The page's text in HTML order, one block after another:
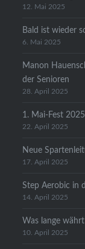
12. Mai 2025
Bald ist wieder
6. Mai 2025
Manon
der Senioren
28. April 2025
1. Mai-Fest 2025
22. April 2025
Neue
17. April 2025
Step Aerobic in
14. April 2025
Was lange
10. April 2025